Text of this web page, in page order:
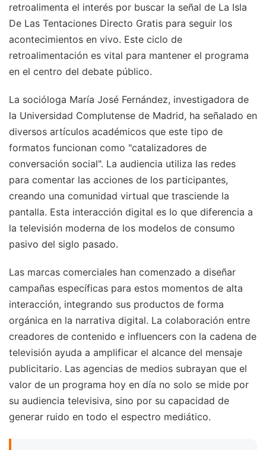
retroalimenta el interés por buscar la señal de La Isla
De Las Tentaciones Directo Gratis para seguir los
acontecimientos en vivo. Este ciclo de
retroalimentación es vital para mantener el programa
en el centro del debate público.
La socióloga María José Fernández, investigadora de
la Universidad Complutense de Madrid, ha señalado en
diversos artículos académicos que este tipo de
formatos funcionan como "catalizadores de
conversación social". La audiencia utiliza las redes
para comentar las acciones de los participantes,
creando una comunidad virtual que trasciende la
pantalla. Esta interacción digital es lo que diferencia a
la televisión moderna de los modelos de consumo
pasivo del siglo pasado.
Las marcas comerciales han comenzado a diseñar
campañas específicas para estos momentos de alta
interacción, integrando sus productos de forma
orgánica en la narrativa digital. La colaboración entre
creadores de contenido e influencers con la cadena de
televisión ayuda a amplificar el alcance del mensaje
publicitario. Las agencias de medios subrayan que el
valor de un programa hoy en día no solo se mide por
su audiencia televisiva, sino por su capacidad de
generar ruido en todo el espectro mediático.